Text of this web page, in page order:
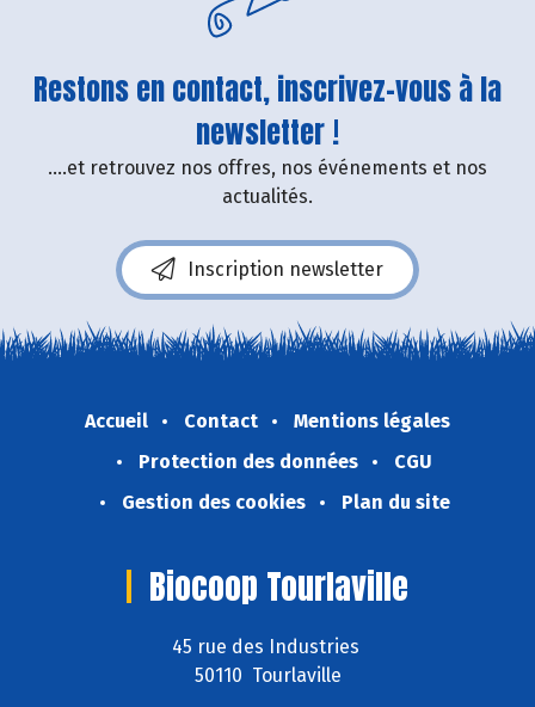
Restons en contact, inscrivez-vous à la
newsletter !
....et retrouvez nos offres, nos événements et nos
actualités.
Inscription newsletter
Accueil Contact
Mentions légales
Protection des données
CGU
Gestion des cookies
Plan du site
Biocoop Tourlaville
45 rue des Industries
50110 Tourlaville